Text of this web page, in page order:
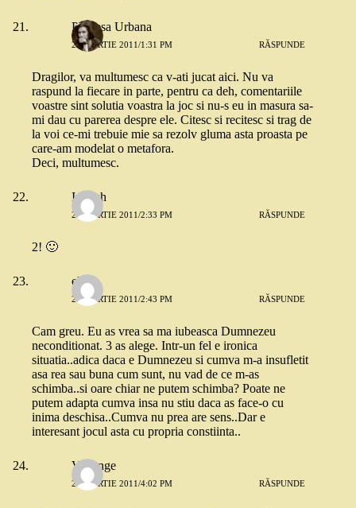
Printesa Urbana
29 MARTIE 2011/1:31 PM RĂSPUNDE
Dragilor, va multumesc ca v-ati jucat aici. Nu va
raspund la fiecare in parte, pentru ca deh, comentariile
voastre sint solutia voastra la joc si nu-s eu in masura sa-
mi dau cu parerea despre ele. Citesc si recitesc si trag de
la voi ce-mi trebuie mie sa rezolv gluma asta proasta pe
care-am modelat o metafora.
Deci, multumesc.
Irinush
29 MARTIE 2011/2:33 PM RĂSPUNDE
2! 🙂
elena
29 MARTIE 2011/2:43 PM RĂSPUNDE
Cam greu. Eu as vrea sa ma iubeasca Dumnezeu
neconditionat. 3 as alege. Intr-un fel e ironica
situatia..adica daca e Dumnezeu si cumva m-a insufletit
asa rea sau buna cum sunt, nu vad de ce m-as
schimba..si oare chiar ne putem schimba? Poate ne
putem adapta cumva insa nu stiu daca as face-o cu
inima deschisa..Cumva nu prea are sens..Dar e
interesant jocul asta cu propria constiinta..
Vertange
29 MARTIE 2011/4:02 PM RĂSPUNDE